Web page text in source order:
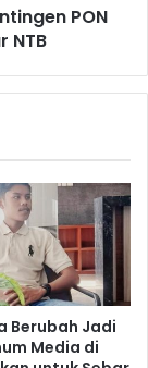
PON
NTB
Berubah Jadi
Media di